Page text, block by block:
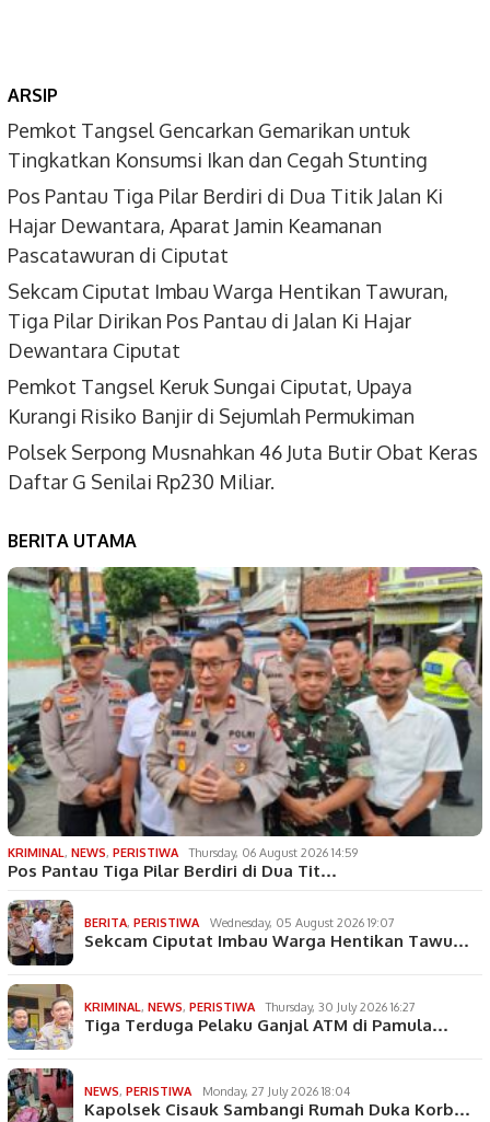
ARSIP
Pemkot Tangsel Gencarkan Gemarikan untuk
Tingkatkan Konsumsi Ikan dan Cegah Stunting
Pos Pantau Tiga Pilar Berdiri di Dua Titik Jalan Ki
Hajar Dewantara, Aparat Jamin Keamanan
Pascatawuran di Ciputat
Sekcam Ciputat Imbau Warga Hentikan Tawuran,
Tiga Pilar Dirikan Pos Pantau di Jalan Ki Hajar
Dewantara Ciputat
Pemkot Tangsel Keruk Sungai Ciputat, Upaya
Kurangi Risiko Banjir di Sejumlah Permukiman
Polsek Serpong Musnahkan 46 Juta Butir Obat Keras
Daftar G Senilai Rp230 Miliar.
BERITA UTAMA
KRIMINAL, NEWS, PERISTIWA Thursday, 06 August 2026 14:59
Pos Pantau Tiga Pilar Berdiri di Dua Tit…
BERITA, PERISTIWA Wednesday, 05 August 2026 19:07
Sekcam Ciputat Imbau Warga Hentikan Tawu…
KRIMINAL, NEWS, PERISTIWA Thursday, 30 July 2026 16:27
Tiga Terduga Pelaku Ganjal ATM di Pamula…
NEWS, PERISTIWA Monday, 27 July 2026 18:04
Kapolsek Cisauk Sambangi Rumah Duka Korb…